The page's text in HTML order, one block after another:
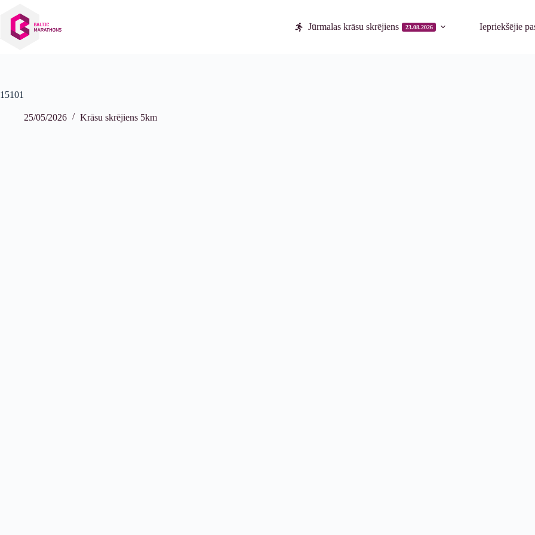
saturu
Jūrmalas krāsu skrējiens 23.08.2026 Iepriekšējie
15101
25/05/2026 Krāsu skrējiens 5km